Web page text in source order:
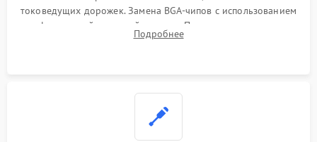
токоведущих дорожек. Замена BGA-чипов с использованием
инфракрасной паяльной станции. Прошивка микросхемы
BIOS или замена поврежденных портов USB
Подробнее